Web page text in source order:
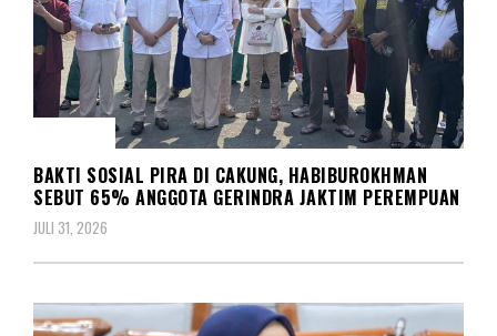
BAKTI SOSIAL PIRA DI CAKUNG, HABIBUROKHMAN
SEBUT 65% ANGGOTA GERINDRA JAKTIM PEREMPUAN
JULI 31, 2026